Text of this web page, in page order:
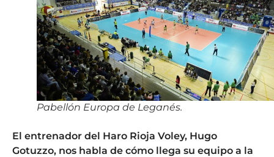
Pabellón Europa de Leganés.
El entrenador del Haro Rioja Voley, Hugo
Gotuzzo, nos habla de cómo llega su equipo a la